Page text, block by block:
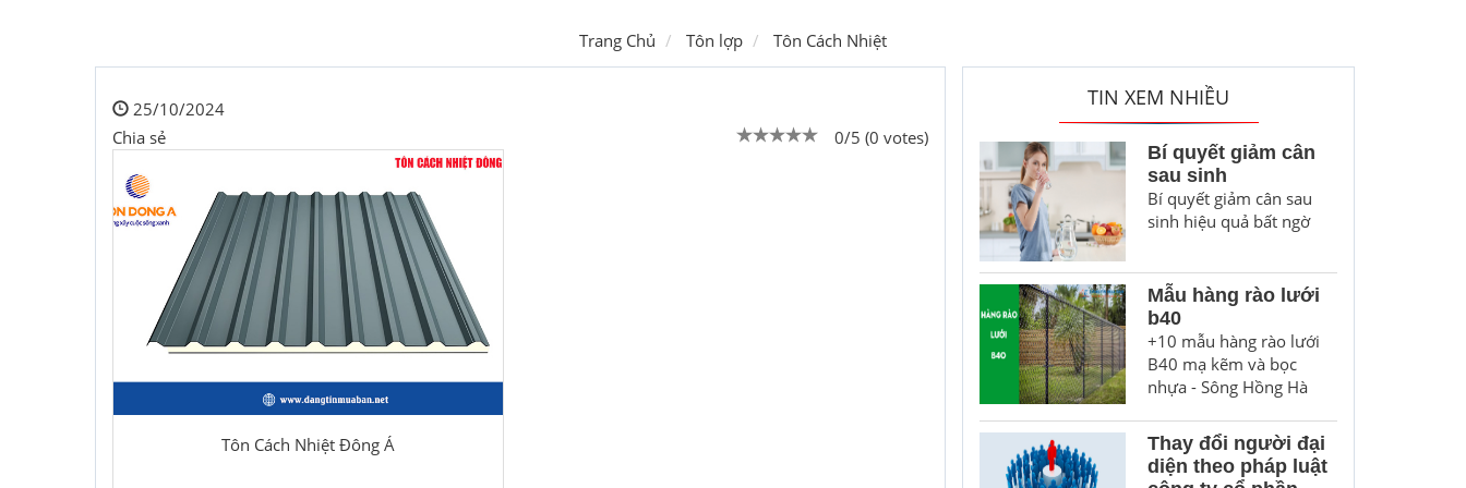
Trang Chủ Tôn lợp Tôn Cách Nhiệt
25/10/2024
0/5 (0 votes)
Chia sẻ
Tôn Cách Nhiệt Đông Á
TIN XEM NHIỀU
Bí quyết giảm cân
sau sinh
Bí quyết giảm cân sau
sinh hiệu quả bất ngờ
Mẫu hàng rào lưới
b40
+10 mẫu hàng rào lưới
B40 mạ kẽm và bọc
nhựa - Sông Hồng Hà
Thay đổi người đại
diện theo pháp luật